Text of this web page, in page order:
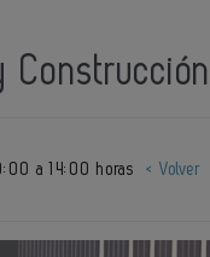
Construcción
a 14:00 horas < Volver